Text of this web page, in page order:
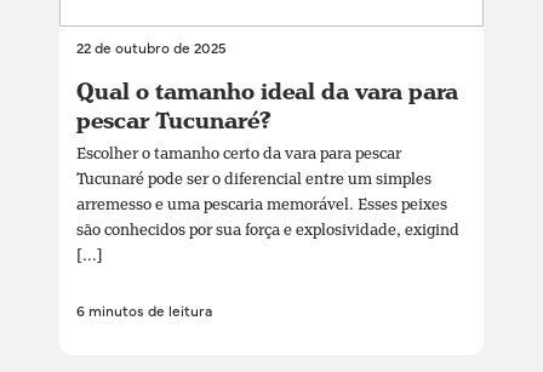
22 de outubro de 2025
Qual o tamanho ideal da vara para
pescar Tucunaré?
Escolher o tamanho certo da vara para pescar
Tucunaré pode ser o diferencial entre um simples
arremesso e uma pescaria memorável. Esses peixes
são conhecidos por sua força e explosividade, exigind
[...]
6 minutos de leitura